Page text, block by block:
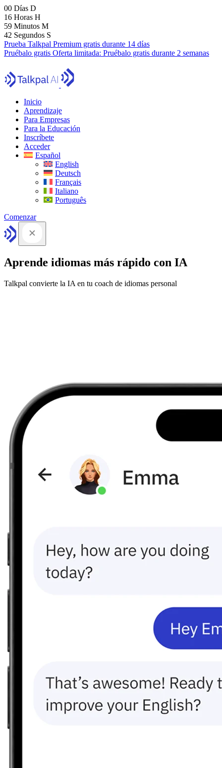
00 Días D
16 Horas H
59 Minutos M
41 Segundos S
Prueba Talkpal Premium gratis durante 14 días
Pruébalo gratis Oferta limitada: Pruébalo gratis durante 2 semanas
Inicio
Aprendizaje
Para Empresas
Para la Educación
Inscríbete
Acceder
Español
English
Deutsch
Français
Italiano
Português
Comenzar
Aprende idiomas más rápido con IA
Talkpal convierte la IA en tu coach de idiomas personal